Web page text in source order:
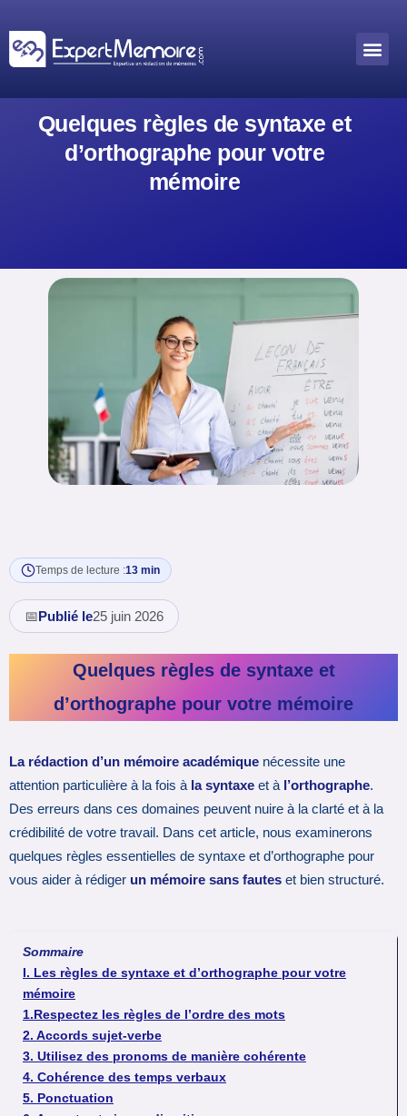
au
contenu
Quelques règles de syntaxe et
d’orthographe pour votre
mémoire
Temps de lecture :13 min
📅Publié le25 juin 2026
Quelques règles de syntaxe et
d’orthographe pour votre mémoire
La rédaction d’un mémoire académique nécessite une
attention particulière à la fois à la syntaxe et à l’orthographe.
Des erreurs dans ces domaines peuvent nuire à la clarté et à la
crédibilité de votre travail. Dans cet article, nous examinerons
quelques règles essentielles de syntaxe et d’orthographe pour
vous aider à rédiger un mémoire sans fautes et bien structuré.
Sommaire
I. Les règles de syntaxe et d’orthographe pour votre
mémoire
1.Respectez les règles de l’ordre des mots
2. Accords sujet-verbe
3. Utilisez des pronoms de manière cohérente
4. Cohérence des temps verbaux
5. Ponctuation